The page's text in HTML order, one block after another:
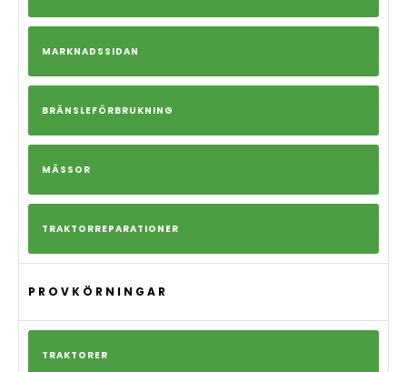
MARKNADSSIDAN
BRÄNSLEFÖRBRUKNING
MÄSSOR
TRAKTORREPARATIONER
PROVKÖRNINGAR
TRAKTORER